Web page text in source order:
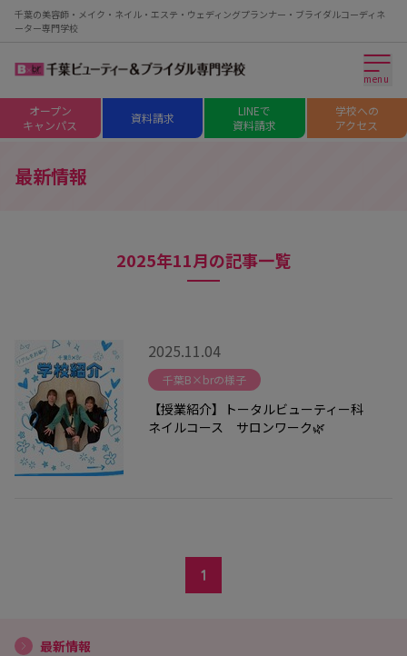
千葉の美容師・メイク・ネイル・エステ・ウェディングプランナー・ブライダルコーディネ
ーター専門学校
menu
オープン
キャンパス
資料請求
LINEで
資料請求
学校への
アクセス
最新情報
2025年11月の記事一覧
2025.11.04
千葉B×brの様子
【授業紹介】トータルビューティー科
ネイルコース サロンワーク🌿
1
最新情報